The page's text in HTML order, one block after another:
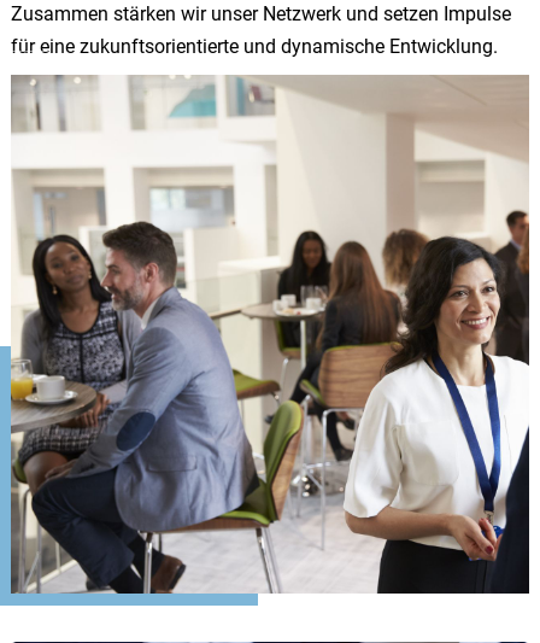
Zusammen stärken wir unser Netzwerk und setzen Impulse
für eine zukunftsorientierte und dynamische Entwicklung.